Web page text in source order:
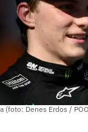
(foto: Denes Erdos /